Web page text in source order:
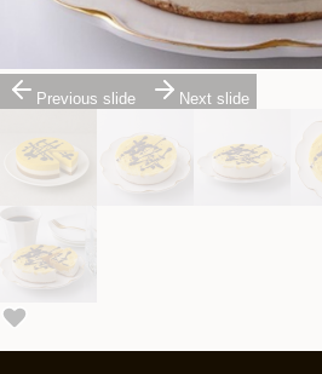
Previous slide Next slide